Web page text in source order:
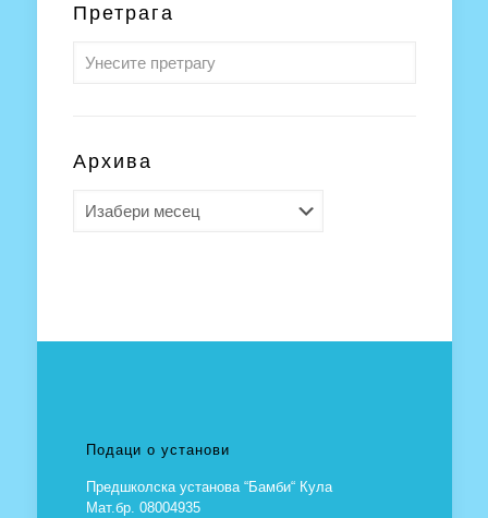
Претрага
Архива
Подаци о установи
Предшколска установа “Бамби“ Кула
Мат.бр. 08004935